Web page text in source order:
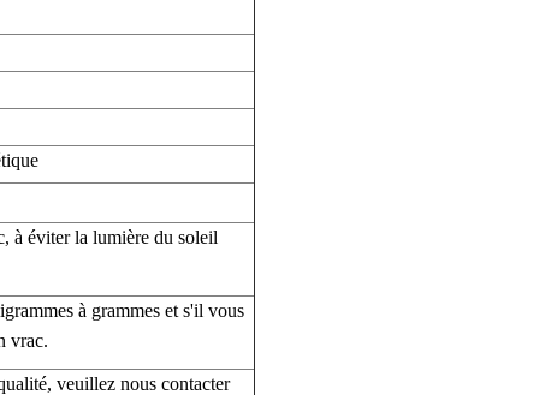
à éviter la lumière du soleil
à grammes et s'il vous
vrac.
veuillez nous contacter